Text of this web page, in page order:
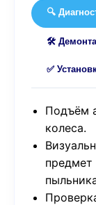
🔍
🛠️
✅
Подъём
колеса.
предмет